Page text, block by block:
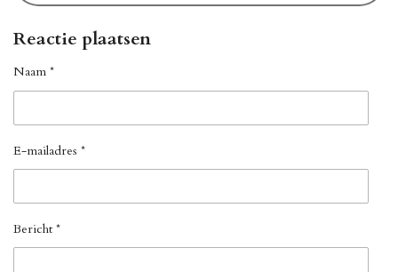
Reactie plaatsen
Naam *
E-mailadres *
Bericht *